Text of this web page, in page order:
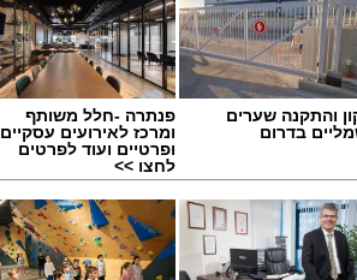
בית הספר למקצועות האיפור והתסרוקות,
והתקנה שערים
בדרום
פנתרה -חלל משותף
ומרכז לאירועים עסקיים
ופרטיים ועוד לפרטים
לחצו >>